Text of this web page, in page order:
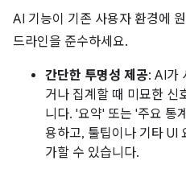
AI 기능이 기존 사용자 환경에
드라인을 준수하세요.
간단한 투명성 제공: AI가
거나 집계할 때 미묘한 신
니다. '요약' 또는 '주요 통
용하고, 툴팁이나 기타 UI
가할 수 있습니다.